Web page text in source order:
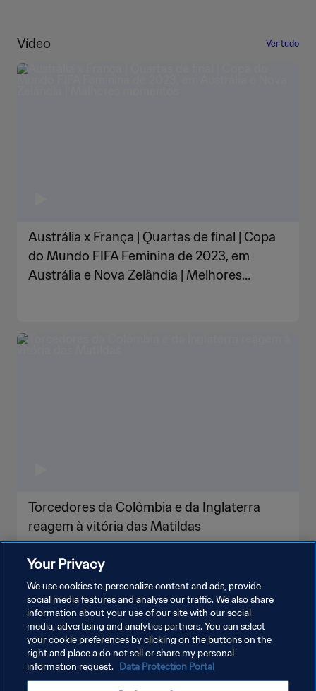
Vídeo Ver tudo
Austrália x França | Quartas de final | Copa
do Mundo FIFA Feminina de 2023, em
Austrália e Nova Zelândia | Melhores
Torcedores da Colômbia e da Inglaterra
reagem à vitória das Matildas
VEJA MAIS
Your Privacy
We use cookies to personalize content and ads, provide
social media features and analyse our traffic. We also share
information about your use of our site with our social
media, advertising and analytics partners. You can select
your cookie preferences by clicking on the buttons on the
right and place a do not sell or share my personal
information request. Data Protection Portal